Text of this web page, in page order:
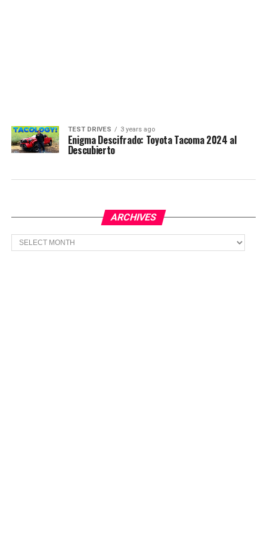
TEST DRIVES 3 years ago
Enigma Descifrado: Toyota Tacoma 2024 al
Descubierto
ARCHIVES
Archives